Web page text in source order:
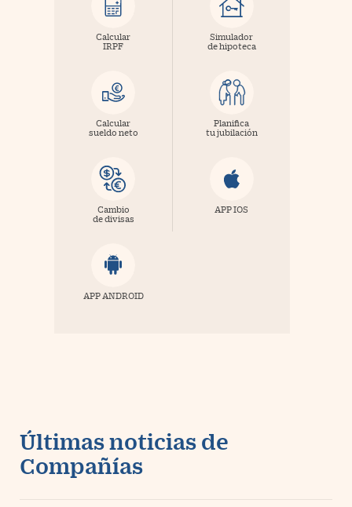
Calcular
IRPF
Simulador
de hipoteca
Calcular
sueldo neto
Planifica
tu jubilación
Cambio
de divisas
APP IOS
APP ANDROID
Últimas noticias de
Compañías